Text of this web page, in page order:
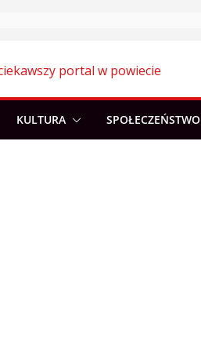
portal w powiecie
KULTURA SPOŁECZEŃSTWO